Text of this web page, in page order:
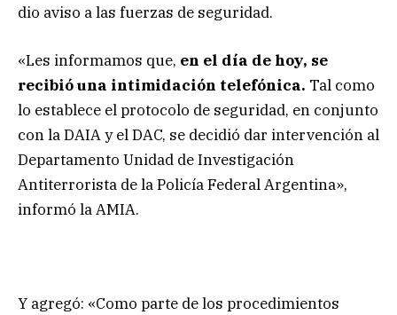
dio aviso a las fuerzas de seguridad.
«Les informamos que, en el día de hoy, se
recibió una intimidación telefónica. Tal como
lo establece el protocolo de seguridad, en conjunto
con la DAIA y el DAC, se decidió dar intervención al
Departamento Unidad de Investigación
Antiterrorista de la Policía Federal Argentina»,
informó la AMIA.
Y agregó: «Como parte de los procedimientos